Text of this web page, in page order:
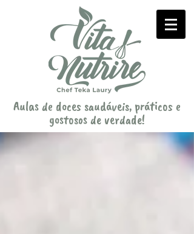
Aulas de doces saudáveis, práticos e
gostosos de verdade!